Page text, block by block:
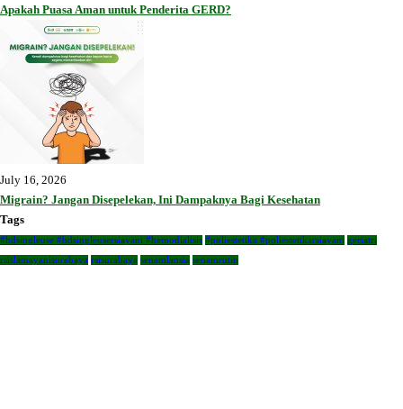
Apakah Puasa Aman untuk Penderita GERD?
July 16, 2026
Migrain? Jangan Disepelekan, Ini Dampaknya Bagi Kesehatan
Tags
#hdsingleuse #hdsingleusersiayani #hemodialisis #poliestetika #poliestetikarsiayani geriatri
rsislamayanisurabaya rsisurabaya senamlansia senamrutin